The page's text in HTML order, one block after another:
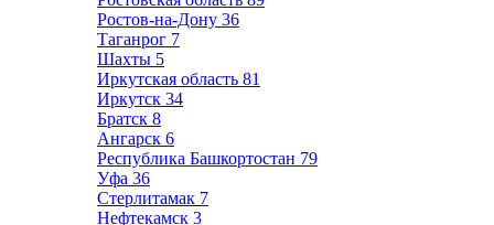
Ростов-на-Дону 36
Таганрог 7
Шахты 5
Иркутская область 81
Иркутск 34
Братск 8
Ангарск 6
Республика Башкортостан 79
Уфа 36
Стерлитамак 7
Нефтекамск 3